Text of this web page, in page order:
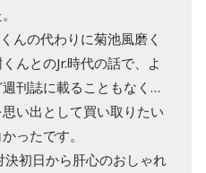
んの代わりに菊池風磨く
んとのJr.時代の話で、よ
刊誌に載ることもなく…
い出として買い取りたい
ったです。
決初日から肝心のおしゃれ